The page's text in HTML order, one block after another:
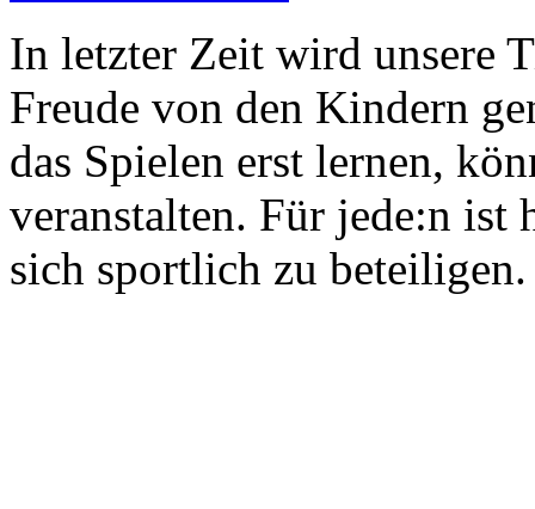
In letzter Zeit wird unsere
Freude von den Kindern
das Spielen erst lernen,
veranstalten. Für jede:n
sich sportlich zu beteiligen.